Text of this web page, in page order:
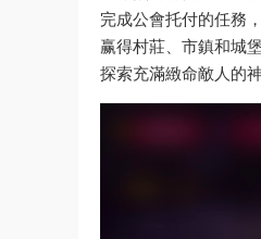
完成公會托付的任務
赢得村莊、市鎮和城
探索充滿緻命敵人的神